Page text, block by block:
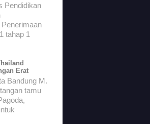
Pendidikan
tahap 1
Erat
Bandung M.
tamu